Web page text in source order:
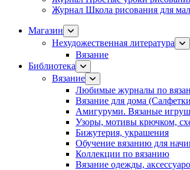
Журнал Школа рисования для
Магазин
Нехудожественная литература
Вязание
Библиотека
Вязание
Любимые журналы по
Вязание для дома
Амигуруми. Вязаные
Узоры, мотивы крючком,
Бижутерия, украшения
Обучение вязанию для
Коллекции по вязанию
Вязание одежды,